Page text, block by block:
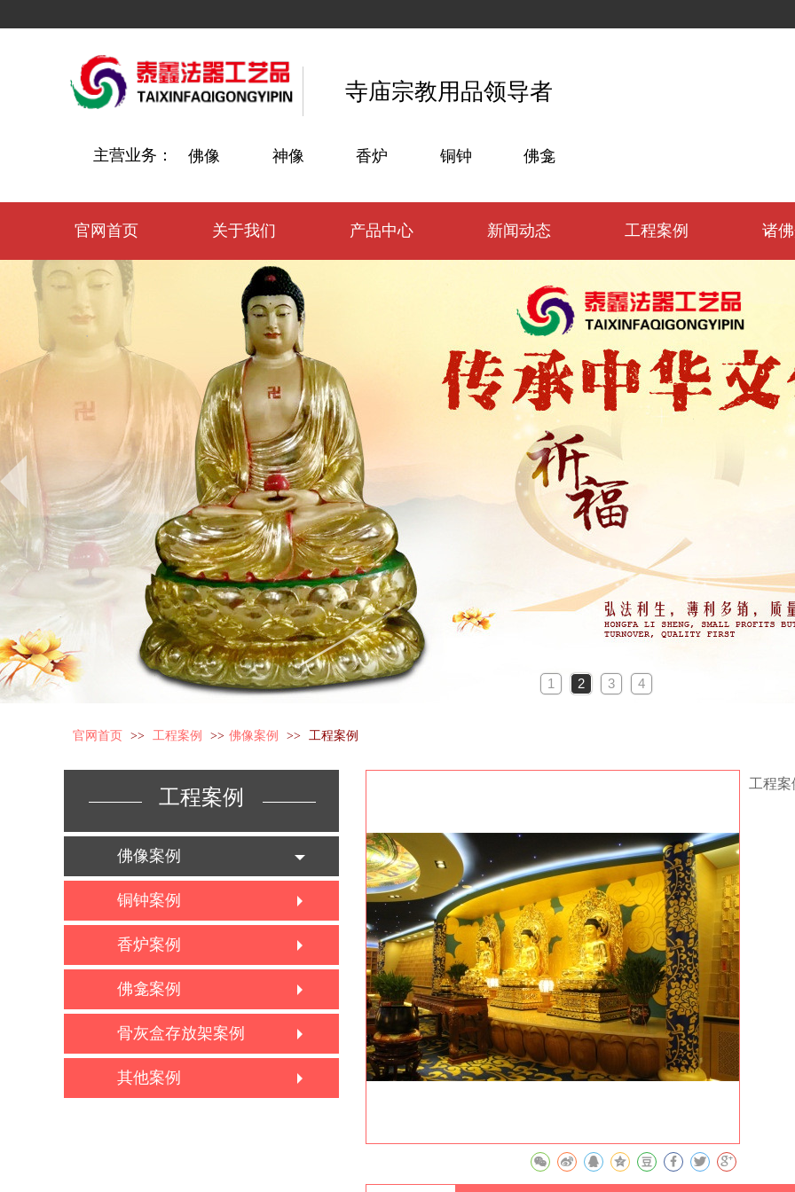
佛像 神像 香炉 铜钟 佛龛
主营业务：
寺庙宗教用品领导者
官网首页 关于我们 产品中心 新闻动态 工程案例 诸
1 2 3 4
官网首页 >> 工程案例 >> 佛像案例 >> 工程案例
工程案例
佛像案例
铜钟案例
香炉案例
佛龛案例
骨灰盒存放架案例
其他案例
工程案